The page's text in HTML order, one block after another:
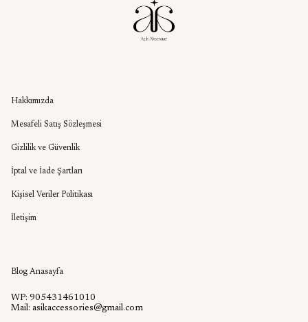
Hakkımızda
Mesafeli Satış Sözleşmesi
Gizlilik ve Güvenlik
İptal ve İade Şartları
Kişisel Veriler Politikası
İletişim
Blog Anasayfa
WP: 905431461010
Mail: asikaccessories@gmail.com